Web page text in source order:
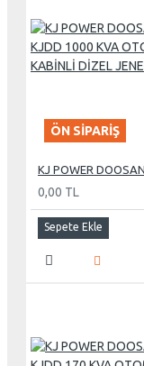
ÖN SIPARIŞ
0,00 TL
Sepete Ekle